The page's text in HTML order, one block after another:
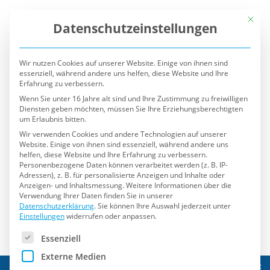
Mit
Datenschutzeinstellungen
Wir nutzen Cookies auf unserer Website. Einige von ihnen sind
essenziell, während andere uns helfen, diese Website und Ihre
Erfahrung zu verbessern.
Wenn Sie unter 16 Jahre alt sind und Ihre Zustimmung zu freiwilligen
Diensten geben möchten, müssen Sie Ihre Erziehungsberechtigten
um Erlaubnis bitten.
Wir verwenden Cookies und andere Technologien auf unserer
Website. Einige von ihnen sind essenziell, während andere uns
helfen, diese Website und Ihre Erfahrung zu verbessern.
Personenbezogene Daten können verarbeitet werden (z. B. IP-
Adressen), z. B. für personalisierte Anzeigen und Inhalte oder
Anzeigen- und Inhaltsmessung.Weitere Informationen über die
Verwendung Ihrer Daten finden Sie in unserer
Datenschutzerklärung.Sie können Ihre Auswahl jederzeit unter
Einstellungenwiderrufen oder anpassen.
Es folgt eine Liste der Service-Gruppen, für die eine
Essenziell
Externe Medien